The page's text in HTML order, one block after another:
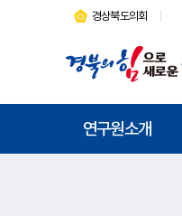
경상북도의회
연구원소개